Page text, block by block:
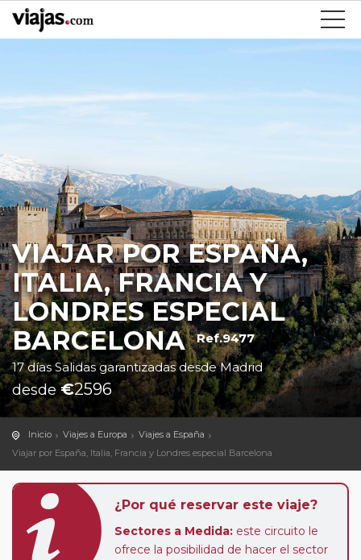
VIAJAR POR ESPAÑA,
ITALIA, FRANCIA Y
LONDRES ESPECIAL
BARCELONA Ref.9477
17 días Salidas garantizadas desde Madrid
desde€2596
Inicio Viajes a Europa
Viajes a España
Viajar por España, Italia, Francia y Londres especial Barcelona
¿Por qué reservar este viaje?
Sectores a Medida: este circuito le
ofrece la posibilidad de hacer el sector